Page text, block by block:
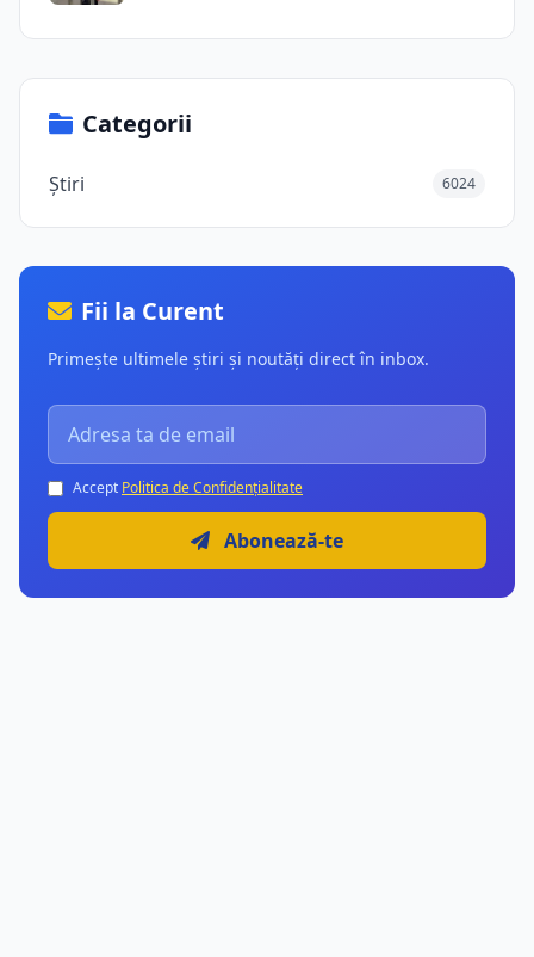
Categorii
Știri 6024
Fii la Curent
Primește ultimele știri și noutăți direct în inbox.
Accept Politica de Confidențialitate
Abonează-te